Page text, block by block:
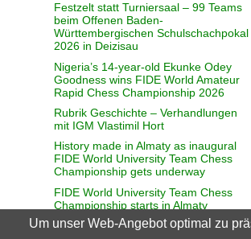
Festzelt statt Turniersaal – 99 Teams
beim Offenen Baden-
Württembergischen Schulschachpokal
2026 in Deizisau
Nigeria’s 14-year-old Ekunke Odey
Goodness wins FIDE World Amateur
Rapid Chess Championship 2026
Rubrik Geschichte – Verhandlungen
mit IGM Vlastimil Hort
History made in Almaty as inaugural
FIDE World University Team Chess
Championship gets underway
FIDE World University Team Chess
Championship starts in Almaty
Sie kann so vieles - vor allem richtig
Um unser Web-Angebot optimal zu